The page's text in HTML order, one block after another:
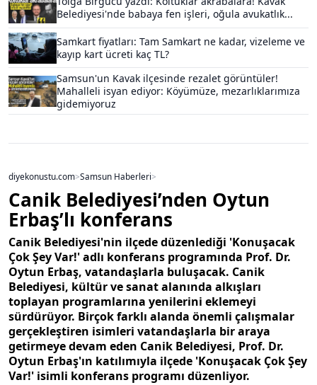
Belediyesi'nde babaya fen işleri, oğula avukatlık...
Samkart fiyatları: Tam Samkart ne kadar, vizeleme ve
kayıp kart ücreti kaç TL?
Samsun'un Kavak ilçesinde rezalet görüntüler!
Mahalleli isyan ediyor: Köyümüze, mezarlıklarımıza
gidemiyoruz
diyekonustu.com>Samsun Haberleri>
Canik Belediyesi’nden Oytun
Erbaş’lı konferans
Canik Belediyesi'nin ilçede düzenlediği 'Konuşacak
Çok Şey Var!' adlı konferans programında Prof. Dr.
Oytun Erbaş, vatandaşlarla buluşacak. Canik
Belediyesi, kültür ve sanat alanında alkışları
toplayan programlarına yenilerini eklemeyi
sürdürüyor. Birçok farklı alanda önemli çalışmalar
gerçekleştiren isimleri vatandaşlarla bir araya
getirmeye devam eden Canik Belediyesi, Prof. Dr.
Oytun Erbaş'ın katılımıyla ilçede 'Konuşacak Çok Şey
Var!' isimli konferans programı düzenliyor.